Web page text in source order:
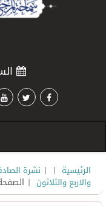
الرئيسية |
| نشرة
والاربع والثلاثون |